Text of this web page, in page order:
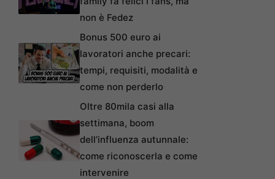
non è Fedez
Bonus 500 euro ai
lavoratori anche precari:
tempi, requisiti, modalità e
come non perderlo
Oltre 80mila casi alla
settimana, boom
dell’influenza autunnale:
come riconoscerla e come
intervenire